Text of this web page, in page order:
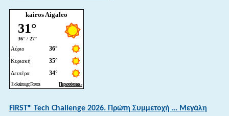
kairos Aigaleo
FIRST® Tech Challenge 2026. Πρώτη Συμμετοχή … Μεγάλη